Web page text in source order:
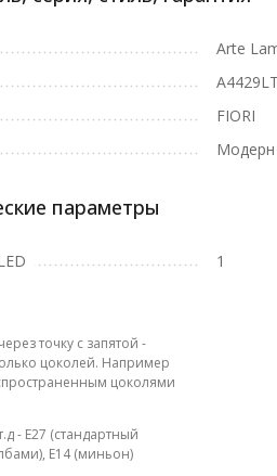
Arte
FIORI
Модерн
параметры
1
точку с запятой -
цоколей. Например
цоколями
- E27 (стандартный
E14 (миньон)